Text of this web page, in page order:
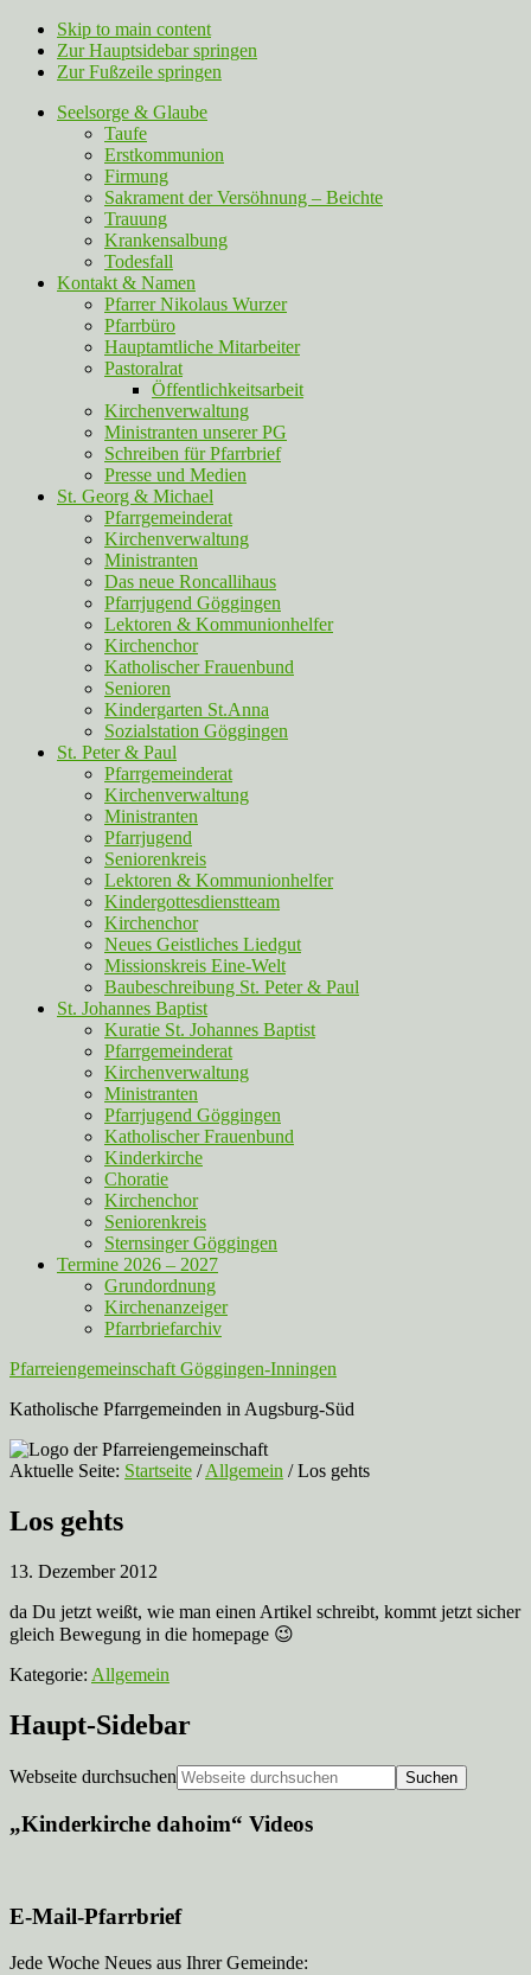
Skip to main content
Zur Hauptsidebar springen
Zur Fußzeile springen
Seelsorge & Glaube
Taufe
Erstkommunion
Firmung
Sakrament der Versöhnung – Beichte
Trauung
Krankensalbung
Todesfall
Kontakt & Namen
Pfarrer Nikolaus Wurzer
Pfarrbüro
Hauptamtliche Mitarbeiter
Pastoralrat
Öffentlichkeitsarbeit
Kirchenverwaltung
Ministranten unserer PG
Schreiben für Pfarrbrief
Presse und Medien
St. Georg & Michael
Pfarrgemeinderat
Kirchenverwaltung
Ministranten
Das neue Roncallihaus
Pfarrjugend Göggingen
Lektoren & Kommunionhelfer
Kirchenchor
Katholischer Frauenbund
Senioren
Kindergarten St.Anna
Sozialstation Göggingen
St. Peter & Paul
Pfarrgemeinderat
Kirchenverwaltung
Ministranten
Pfarrjugend
Seniorenkreis
Lektoren & Kommunionhelfer
Kindergottesdienstteam
Kirchenchor
Neues Geistliches Liedgut
Missionskreis Eine-Welt
Baubeschreibung St. Peter & Paul
St. Johannes Baptist
Kuratie St. Johannes Baptist
Pfarrgemeinderat
Kirchenverwaltung
Ministranten
Pfarrjugend Göggingen
Katholischer Frauenbund
Kinderkirche
Choratie
Kirchenchor
Seniorenkreis
Sternsinger Göggingen
Termine 2026 – 2027
Grundordnung
Kirchenanzeiger
Pfarrbriefarchiv
Pfarreiengemeinschaft Göggingen-Inningen
Katholische Pfarrgemeinden in Augsburg-Süd
Aktuelle Seite: Startseite / Allgemein /Los gehts
Los gehts
13. Dezember 2012
da Du jetzt weißt, wie man einen Artikel schreibt, kommt jetzt sicher
gleich Bewegung in die homepage 😉
Kategorie: Allgemein
Haupt-Sidebar
Webseite durchsuchen
„Kinderkirche dahoim“ Videos
E-Mail-Pfarrbrief
Jede Woche Neues aus Ihrer Gemeinde: